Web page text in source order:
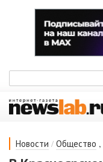
Новости / Общество ,